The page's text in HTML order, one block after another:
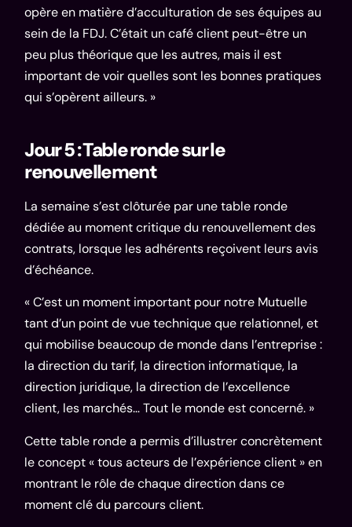
opère en matière d’acculturation de ses équipes au
sein de la FDJ. C’était un café client peut-être un
peu plus théorique que les autres, mais il est
important de voir quelles sont les bonnes pratiques
qui s’opèrent ailleurs. »
Jour 5 : Table ronde sur le
renouvellement
La semaine s’est clôturée par une table ronde
dédiée au moment critique du renouvellement des
contrats, lorsque les adhérents reçoivent leurs avis
d’échéance.
« C’est un moment important pour notre Mutuelle
tant d’un point de vue technique que relationnel, et
qui mobilise beaucoup de monde dans l’entreprise :
la direction du tarif, la direction informatique, la
direction juridique, la direction de l’excellence
client, les marchés… Tout le monde est concerné. »
Cette table ronde a permis d’illustrer concrètement
le concept « tous acteurs de l’expérience client » en
montrant le rôle de chaque direction dans ce
moment clé du parcours client.